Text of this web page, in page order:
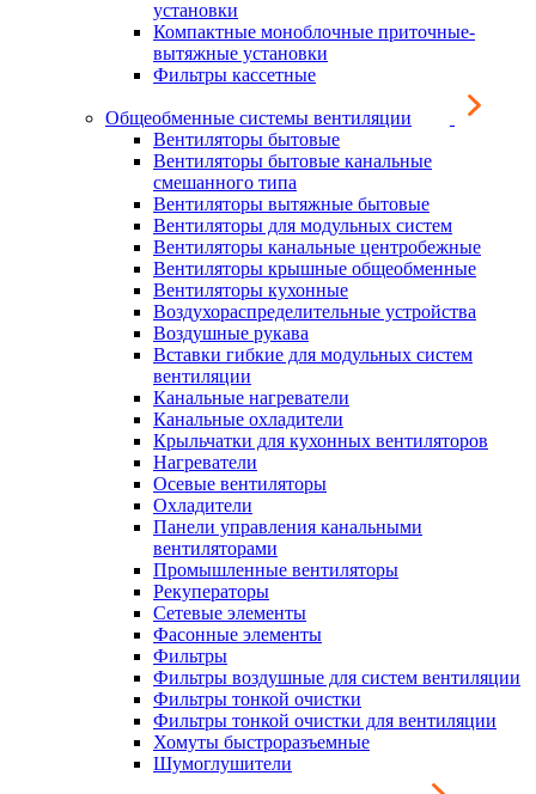
установки
Компактные моноблочные приточные-
вытяжные установки
Фильтры кассетные
Общеобменные системы вентиляции
Вентиляторы бытовые
Вентиляторы бытовые канальные
смешанного типа
Вентиляторы вытяжные бытовые
Вентиляторы для модульных систем
Вентиляторы канальные центробежные
Вентиляторы крышные общеобменные
Вентиляторы кухонные
Воздухораспределительные устройства
Воздушные рукава
Вставки гибкие для модульных систем
вентиляции
Канальные нагреватели
Канальные охладители
Крыльчатки для кухонных вентиляторов
Нагреватели
Осевые вентиляторы
Охладители
Панели управления канальными
вентиляторами
Промышленные вентиляторы
Рекуператоры
Сетевые элементы
Фасонные элементы
Фильтры
Фильтры воздушные для систем вентиляции
Фильтры тонкой очистки
Фильтры тонкой очистки для вентиляции
Хомуты быстроразъемные
Шумоглушители